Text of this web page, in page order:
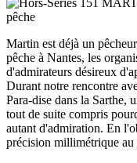
Martin est déjà un
pêche à Nantes, les
d'admirateurs désireux
Durant notre rencontre
Para-dise dans la Sarthe,
tout de suite compris
autant d'admiration. En
précision millimétrique au